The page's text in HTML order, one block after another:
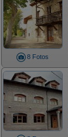
8 Fotos